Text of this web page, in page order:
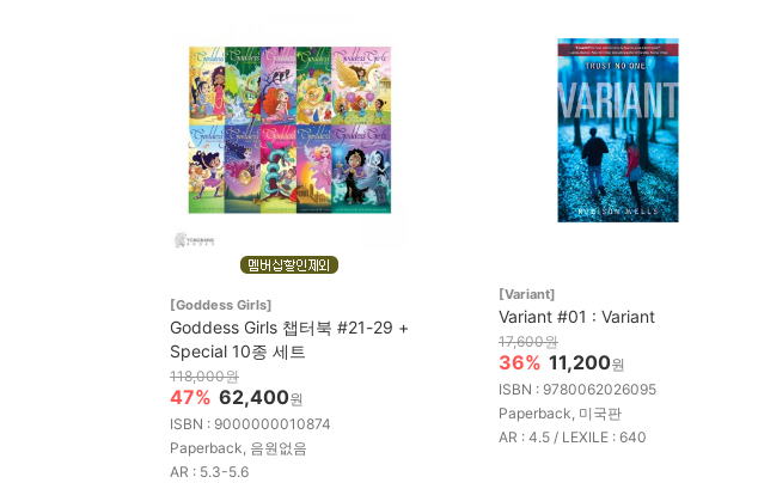
[Goddess Girls]
Goddess Girls 챕터북 #21-29 +
Special 10종 세트
118,000원
47% 62,400원
ISBN : 9000000010874
Paperback, 음원없음
AR : 5.3-5.6
[Variant]
Variant #01 : Variant
17,600원
36% 11,200원
ISBN : 9780062026095
Paperback, 미국판
AR : 4.5 / LEXILE : 640